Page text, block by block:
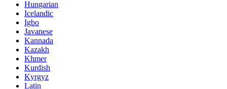
Hungarian
Icelandic
Igbo
Javanese
Kannada
Kazakh
Khmer
Kurdish
Kyrgyz
Latin